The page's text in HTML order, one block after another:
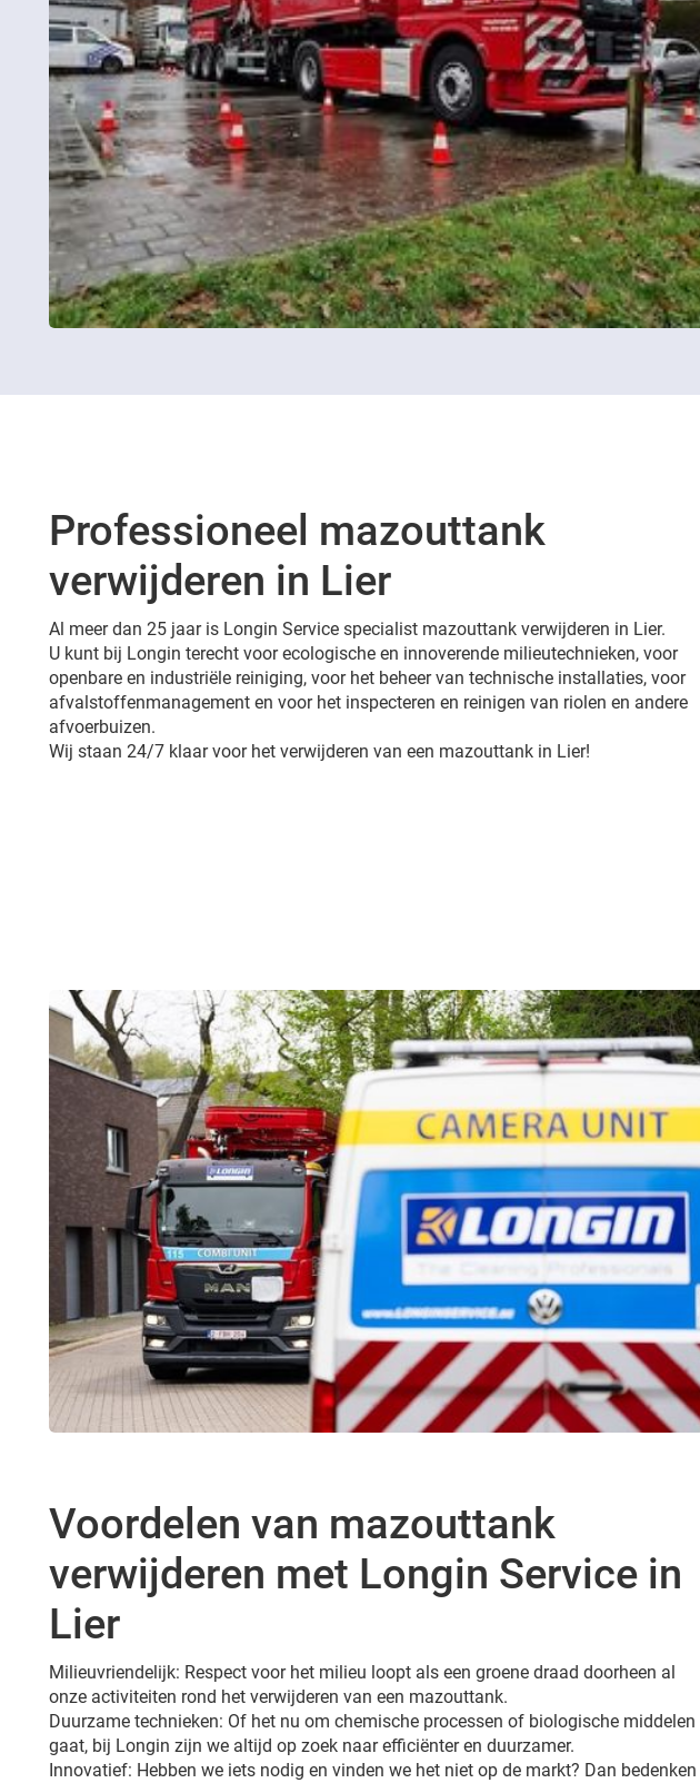
Professioneel mazouttank
verwijderen in Lier
Al meer dan 25 jaar is Longin Service specialist mazouttank verwijderen in Lier.
U kunt bij Longin terecht voor ecologische en innoverende milieutechnieken, voor
openbare en industriële reiniging, voor het beheer van technische installaties, voor
afvalstoffenmanagement en voor het inspecteren en reinigen van riolen en andere
afvoerbuizen.
Wij staan 24/7 klaar voor het verwijderen van een mazouttank in Lier!
Voordelen van mazouttank
verwijderen met Longin Service in
Lier
Milieuvriendelijk: Respect voor het milieu loopt als een groene draad doorheen al
onze activiteiten rond het verwijderen van een mazouttank.
Duurzame technieken: Of het nu om chemische processen of biologische middelen
gaat, bij Longin zijn we altijd op zoek naar efficiënter en duurzamer.
Innovatief: Hebben we iets nodig en vinden we het niet op de markt? Dan bedenken